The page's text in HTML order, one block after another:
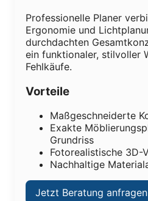
Professionelle Planer
Ergonomie und
durchdachten
ein funktionaler, stilvoller
Fehlkäufe.
Vorteile
Maßgeschneiderte
Exakte
Grundriss
Fotorealistische 3D-
Nachhaltige
Jetzt Beratung anfragen